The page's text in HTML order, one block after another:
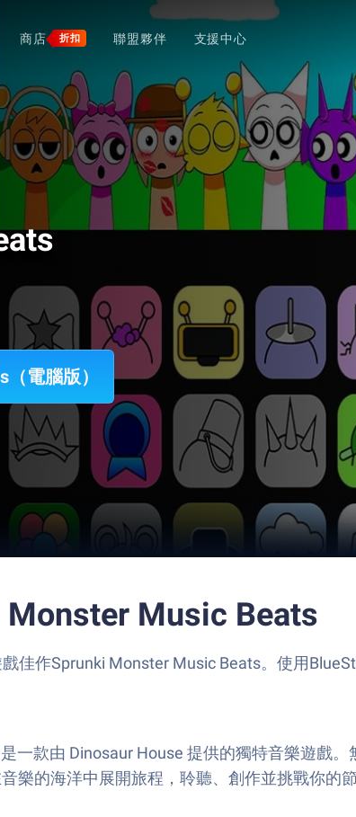
商店 折扣 聯盟夥伴 支援中心
電腦版）
Music Beats
佳作Sprunki Monster Music Beats。使用
一款由 Dinosaur House 提供的獨特音樂遊戲
樂的海洋中展開旅程，聆聽、創作並挑戰你的節